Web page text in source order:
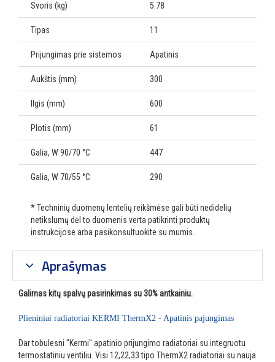
Svoris (kg) 5.78
Tipas 11
Prijungimas prie sistemos Apatinis
Aukštis (mm) 300
Ilgis (mm) 600
Plotis (mm) 61
Galia, W 90/70 °C 447
Galia, W 70/55 °C 290
* Techninių duomenų lentelių reikšmėse gali būti nedidelių
netikslumų dėl to duomenis verta patikrinti produktų
instrukcijose arba pasikonsultuokite su mumis.
Aprašymas
Galimas kitų spalvų pasirinkimas su 30% antkainiu.
Plieniniai radiatoriai KERMI ThermX2 - Apatinis pajungimas
Dar tobulesni "Kermi" apatinio prijungimo radiatoriai su integruotu
termostatiniu ventiliu. Visi 12,22,33 tipo ThermX2 radiatoriai su nauja